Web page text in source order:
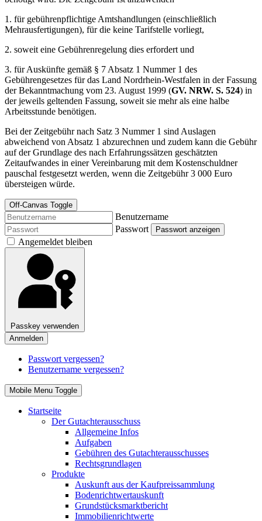
1. für gebührenpflichtige Amtshandlungen (einschließlich
Mehrausfertigungen), für die keine Tarifstelle vorliegt,
2. soweit eine Gebührenregelung dies erfordert und
3. für Auskünfte gemäß § 7 Absatz 1 Nummer 1 des
Gebührengesetzes für das Land Nordrhein-Westfalen in der Fassung
der Bekanntmachung vom 23. August 1999 (GV. NRW. S. 524) in
der jeweils geltenden Fassung, soweit sie mehr als eine halbe
Arbeitsstunde benötigen.
Bei der Zeitgebühr nach Satz 3 Nummer 1 sind Auslagen
abweichend von Absatz 1 abzurechnen und zudem kann die Gebühr
auf der Grundlage des nach Erfahrungssätzen geschätzten
Zeitaufwandes in einer Vereinbarung mit dem Kostenschuldner
pauschal festgesetzt werden, wenn die Zeitgebühr 3 000 Euro
übersteigen würde.
Off-Canvas Toggle
Benutzername
Passwort
Passwort anzeigen
Angemeldet bleiben
Passkey verwenden
Anmelden
Passwort vergessen?
Benutzername vergessen?
Mobile Menu Toggle
Startseite
Der Gutachterausschuss
Allgemeine Infos
Aufgaben
Gebühren des Gutachterausschusses
Rechtsgrundlagen
Produkte
Auskunft aus der Kaufpreissammlung
Bodenrichtwertauskunft
Grundstücksmarktbericht
Immobilienrichtwerte